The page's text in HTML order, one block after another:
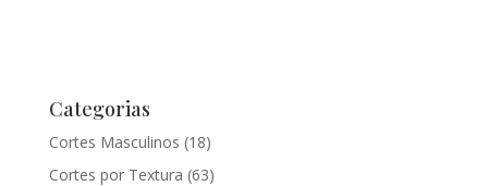
Categorias
Cortes Masculinos (18)
Cortes por Textura (63)